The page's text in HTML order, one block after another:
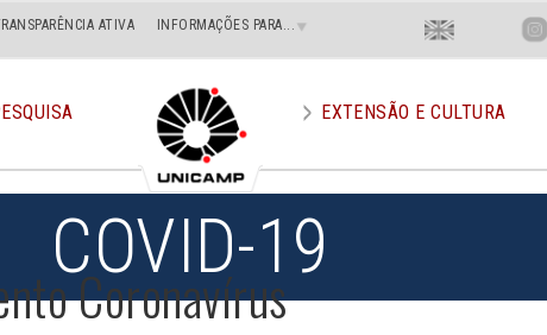
ATIVA INFORMAÇÕES PARA... Menu
Superior
Direito
En Inst
EXTENSÃO E CULTURA
COVID-19
Coronavírus